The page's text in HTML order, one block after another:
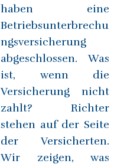
haben eine
Betriebsunterbrechu
ngsversicherung
abgeschlossen. Was
ist, wenn die
Versicherung nicht
zahlt? Richter
stehen auf der Seite
der Versicherten.
Wir zeigen, was